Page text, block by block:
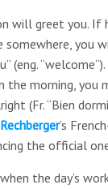
will greet you. If
somewhere, you
(eng.
the morning, you
(Fr. “Bien
’s
the official
the day’s